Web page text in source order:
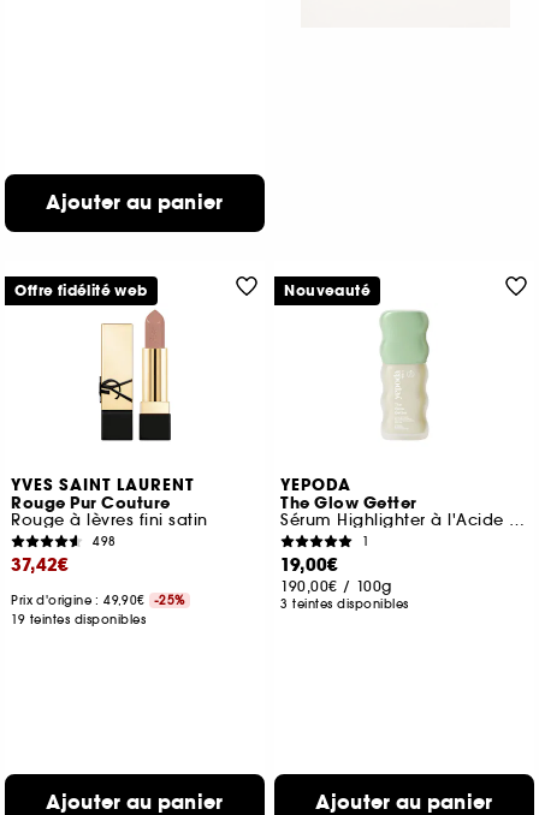
Ajouter au panier
YVES SAINT LAURENT
Rouge Pur Couture
Rouge à lèvres fini satin
498
37,42€
Prix d'origine : 49,90€
-25%
19 teintes disponibles
Ajouter au panier
Offre fidélité web
YEPODA
The Glow Getter
Sérum Highlighter à l'Acide Polyglutamique Boosteur d'Éclat
1
19,00€
190,00€ / 100g
3 teintes disponibles
Ajouter au panier
Nouveauté